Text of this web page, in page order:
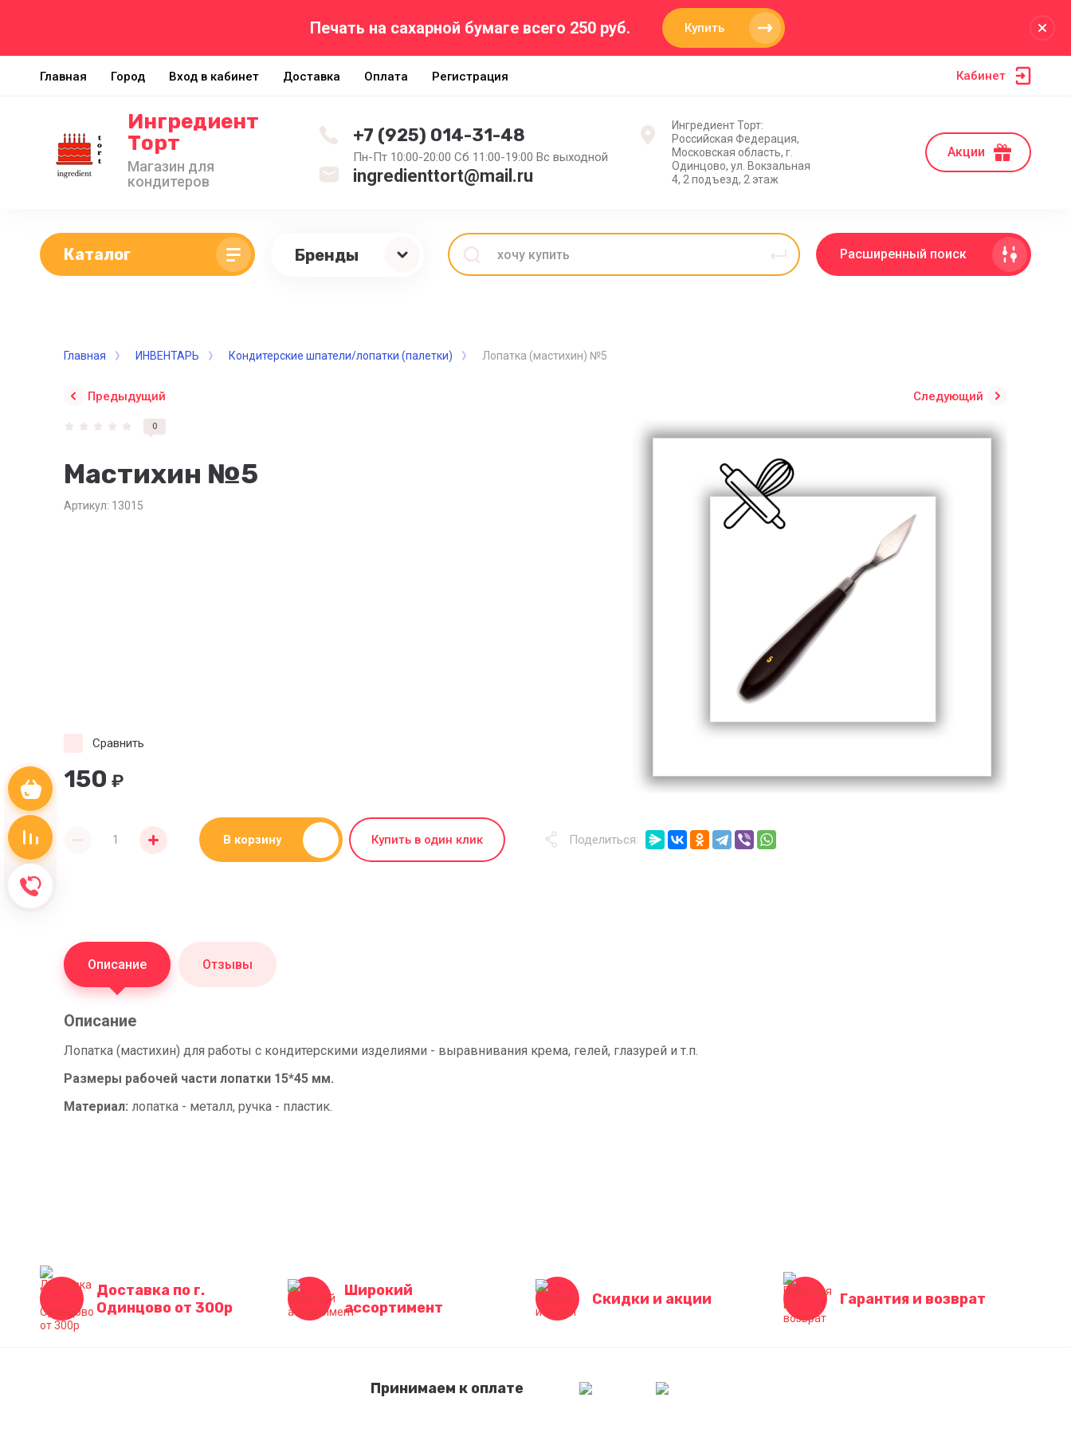
Корзина пуста
Сравнение пусто
Печать на сахарной бумаге всего 250 руб. Купить
Главная Город Вход в кабинет Доставка Оплата Регистрация Кабинет
Ингредиент
Торт
Магазин для
кондитеров
+7 (925) 014-31-48
Пн-Пт 10:00-20:00 Сб 11:00-19:00 Вс выходной
ingredienttort@mail.ru
Ингредиент Торт:
Российская Федерация,
Московская область, г.
Одинцово, ул. Вокзальная
4, 2 подъезд, 2 этаж
Акции
Каталог Бренды Расширенный поиск
Главная ИНВЕНТАРЬ Кондитерские шпатели/лопатки (палетки) Лопатка (мастихин) №5
Предыдущий Следующий
0
Мастихин №5
Артикул: 13015
150 ₽
Сравнить
В корзину Купить в один клик Поделиться:
Описание Отзывы
Описание
Лопатка (мастихин) для работы с кондитерскими изделиями - выравнивания крема, гелей, глазурей и т.п.
Размеры рабочей части лопатки 15*45 мм.
Материал: лопатка - металл, ручка - пластик.
Доставка по г.
Одинцово от 300р
Широкий
ассортимент
Скидки и акции Гарантия и возврат
Принимаем к оплате